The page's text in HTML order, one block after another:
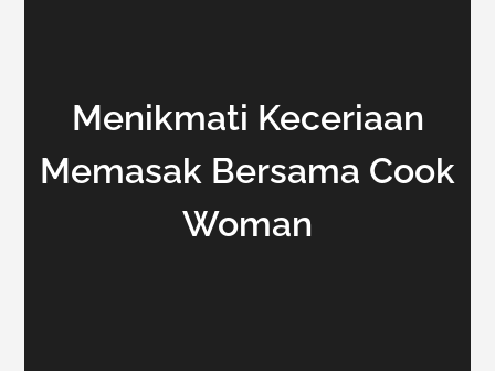
Menikmati Keceriaan
Memasak Bersama Cook
Woman